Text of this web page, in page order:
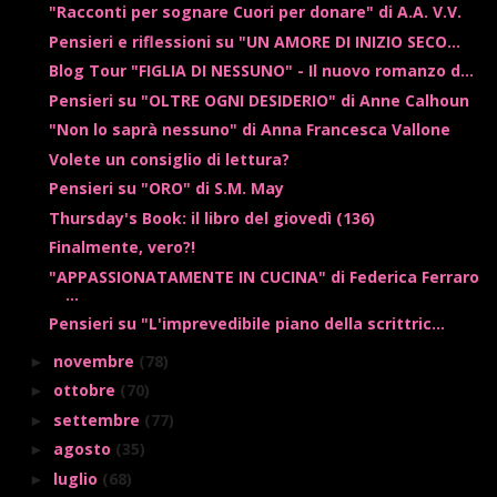
"Racconti per sognare Cuori per donare" di A.A. V.V.
Pensieri e riflessioni su "UN AMORE DI INIZIO SECO...
Blog Tour "FIGLIA DI NESSUNO" - Il nuovo romanzo d...
Pensieri su "OLTRE OGNI DESIDERIO" di Anne Calhoun
"Non lo saprà nessuno" di Anna Francesca Vallone
Volete un consiglio di lettura?
Pensieri su "ORO" di S.M. May
Thursday's Book: il libro del giovedì (136)
Finalmente, vero?!
"APPASSIONATAMENTE IN CUCINA" di Federica Ferraro
...
Pensieri su "L'imprevedibile piano della scrittric...
► novembre (78)
► ottobre (70)
► settembre (77)
► agosto (35)
► luglio (68)